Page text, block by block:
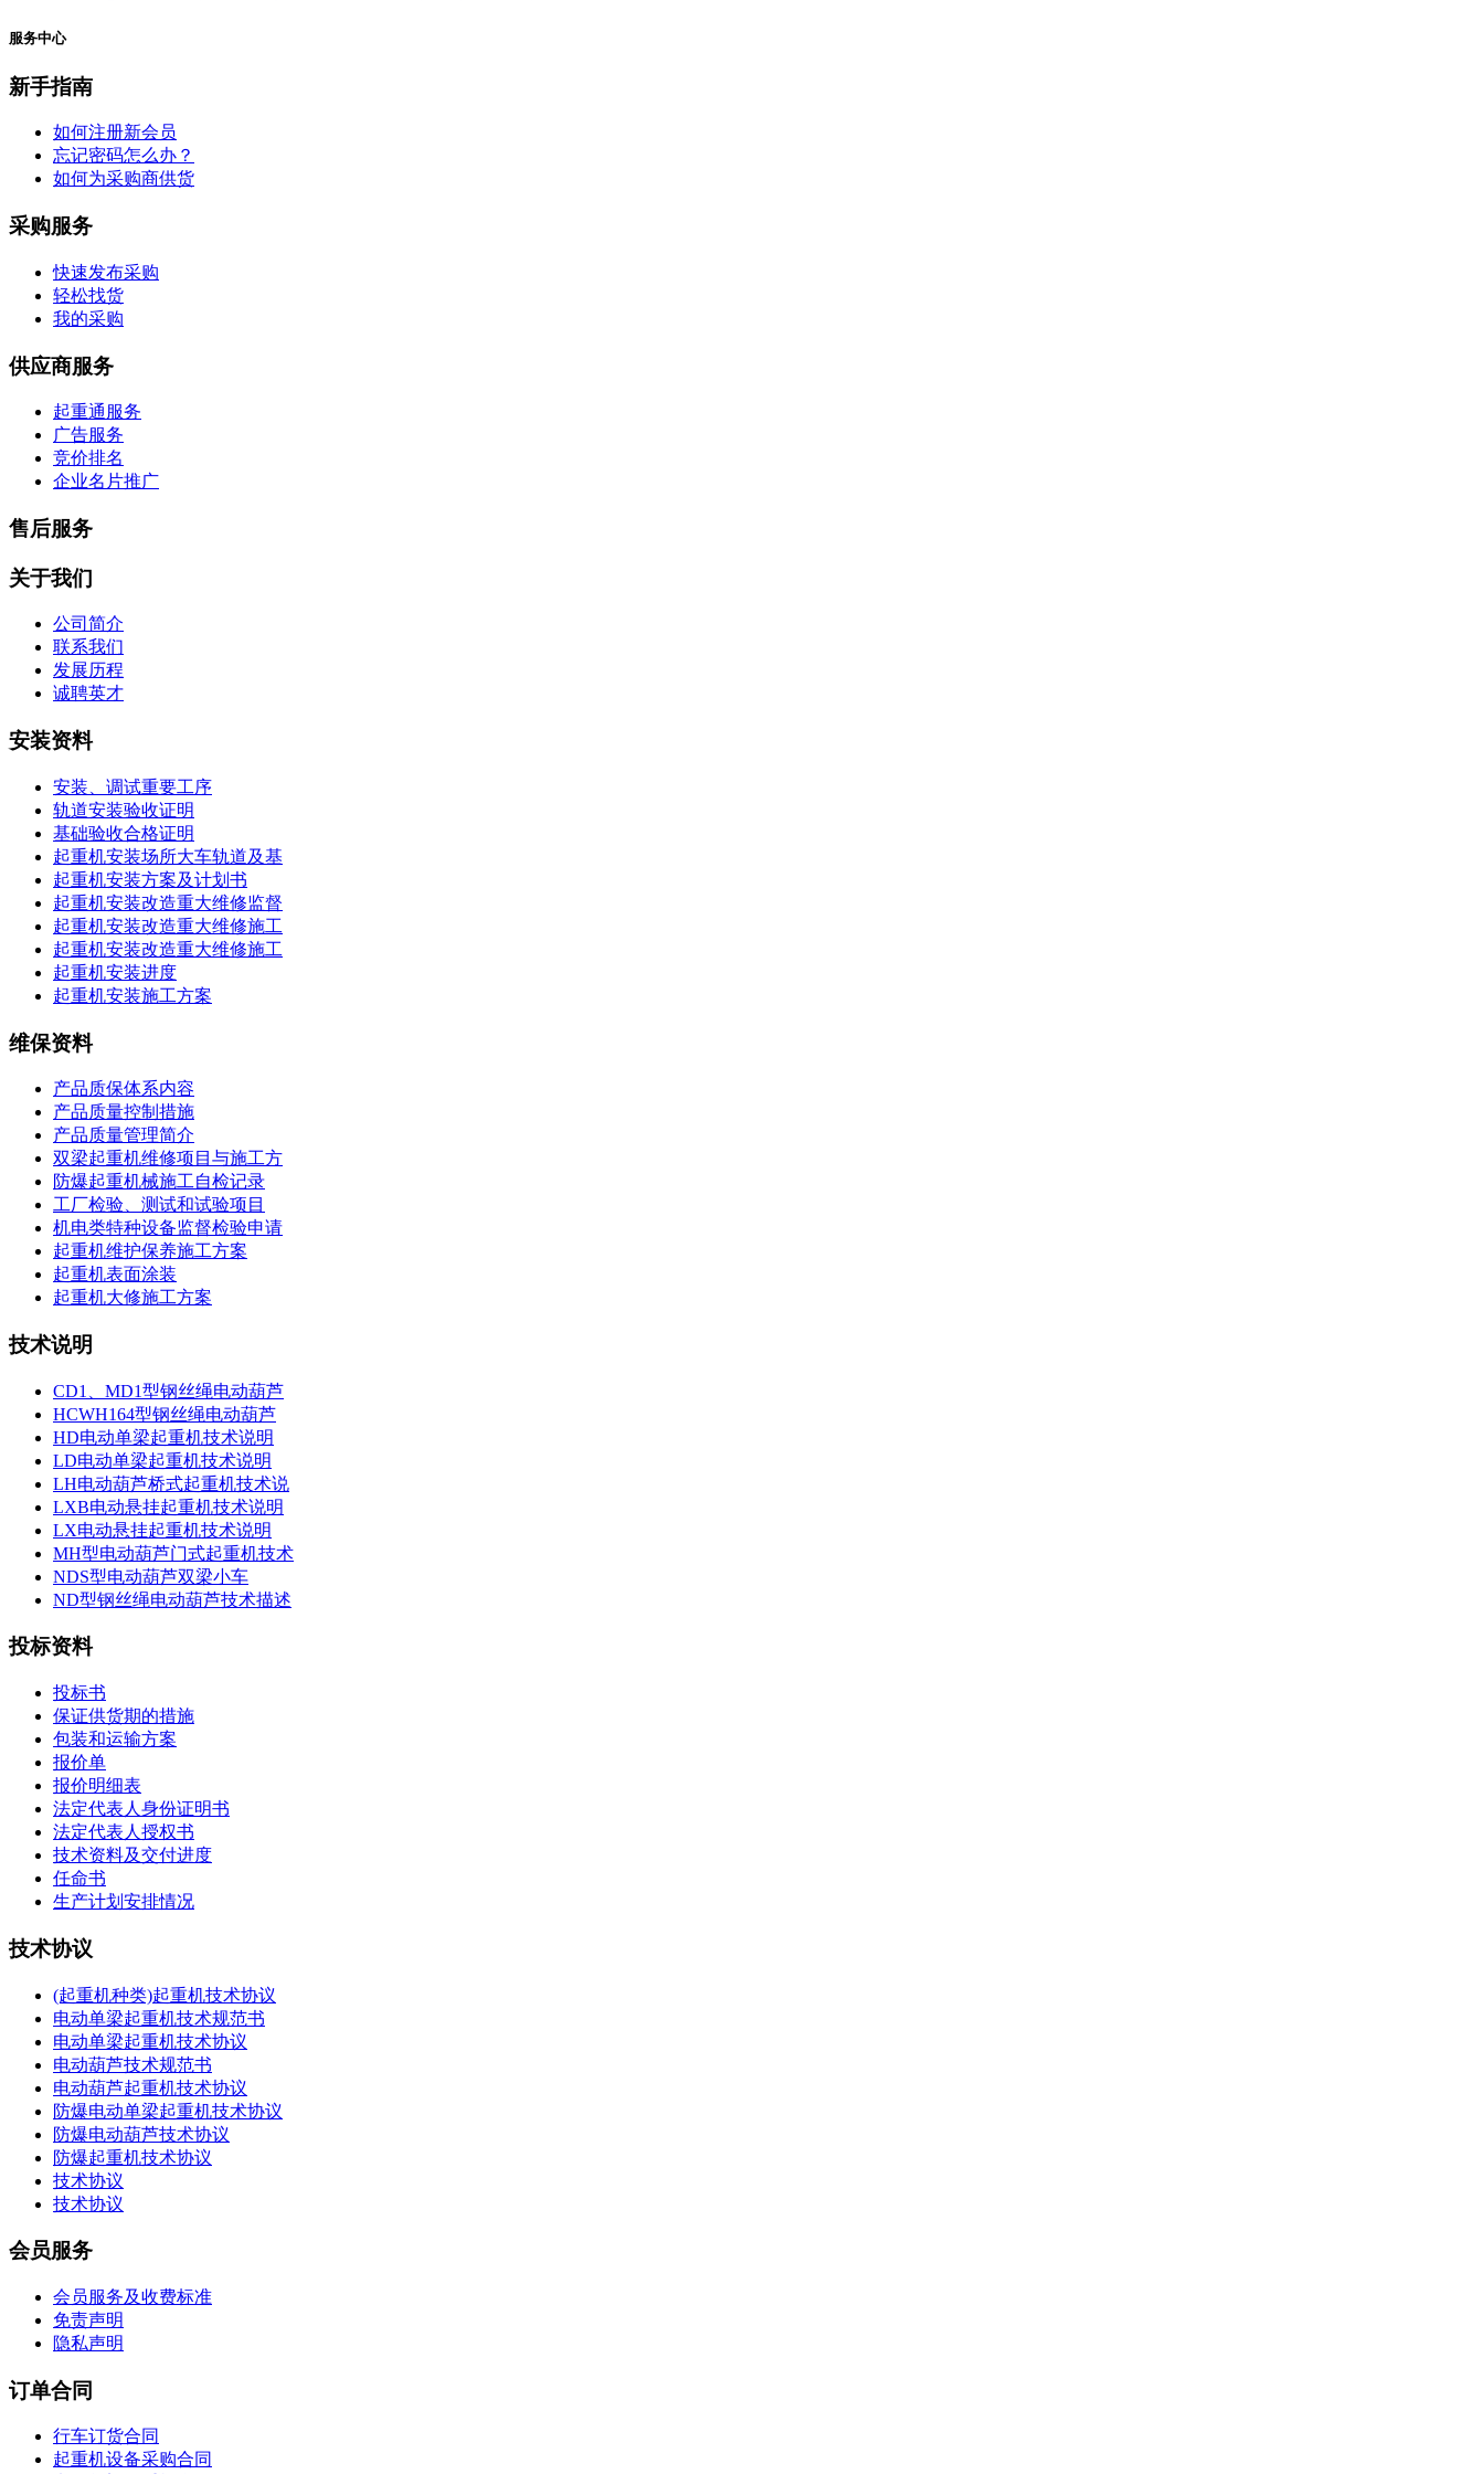
服务中心
新手指南
如何注册新会员
忘记密码怎么办？
如何为采购商供货
采购服务
快速发布采购
轻松找货
我的采购
供应商服务
起重通服务
广告服务
竞价排名
企业名片推广
售后服务
关于我们
公司简介
联系我们
发展历程
诚聘英才
安装资料
安装、调试重要工序
轨道安装验收证明
基础验收合格证明
起重机安装场所大车轨道及基
起重机安装方案及计划书
起重机安装改造重大维修监督
起重机安装改造重大维修施工
起重机安装改造重大维修施工
起重机安装进度
起重机安装施工方案
维保资料
产品质保体系内容
产品质量控制措施
产品质量管理简介
双梁起重机维修项目与施工方
防爆起重机械施工自检记录
工厂检验、测试和试验项目
机电类特种设备监督检验申请
起重机维护保养施工方案
起重机表面涂装
起重机大修施工方案
技术说明
CD1、MD1型钢丝绳电动葫芦
HCWH164型钢丝绳电动葫芦
HD电动单梁起重机技术说明
LD电动单梁起重机技术说明
LH电动葫芦桥式起重机技术说
LXB电动悬挂起重机技术说明
LX电动悬挂起重机技术说明
MH型电动葫芦门式起重机技术
NDS型电动葫芦双梁小车
ND型钢丝绳电动葫芦技术描述
投标资料
投标书
保证供货期的措施
包装和运输方案
报价单
报价明细表
法定代表人身份证明书
法定代表人授权书
技术资料及交付进度
任命书
生产计划安排情况
技术协议
(起重机种类)起重机技术协议
电动单梁起重机技术规范书
电动单梁起重机技术协议
电动葫芦技术规范书
电动葫芦起重机技术协议
防爆电动单梁起重机技术协议
防爆电动葫芦技术协议
防爆起重机技术协议
技术协议
技术协议
会员服务
会员服务及收费标准
免责声明
隐私声明
订单合同
行车订货合同
起重机设备采购合同